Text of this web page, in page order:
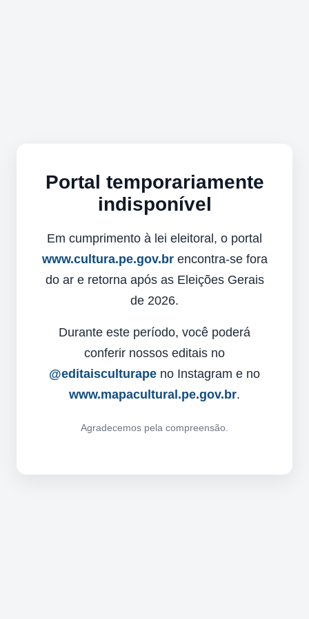
Portal temporariamente
indisponível
Em cumprimento à lei eleitoral, o portal
www.cultura.pe.gov.brencontra-se fora
do ar e retorna após as Eleições Gerais
de 2026.
Durante este período, você poderá
conferir nossos editais no
@editaisculturape no Instagram e no
www.mapacultural.pe.gov.br.
Agradecemos pela compreensão.